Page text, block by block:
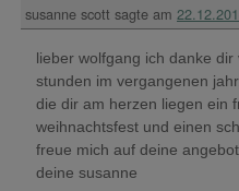
susanne scott sagte am
lieber wolfgang ich danke
stunden im vergangenen
die dir am herzen liegen ein
weihnachtsfest und einen
freue mich auf deine
deine susanne